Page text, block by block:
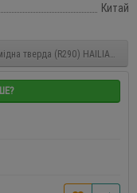
Китай
x 5 м (ASTM B 280, EN 12735-1,
тверда (R290) HAILIANG